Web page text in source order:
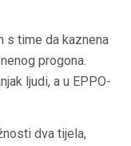
s time da kaznena
progona.
ljudi, a u EPPO-
dva tijela,